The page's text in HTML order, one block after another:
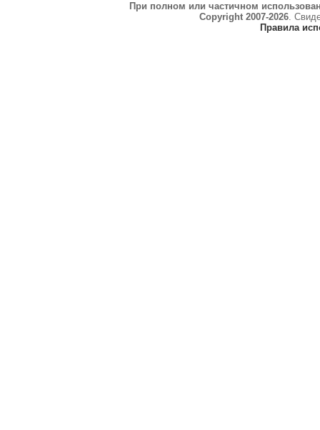
При полном или частичном
Copyright 2007-2026.
Правила